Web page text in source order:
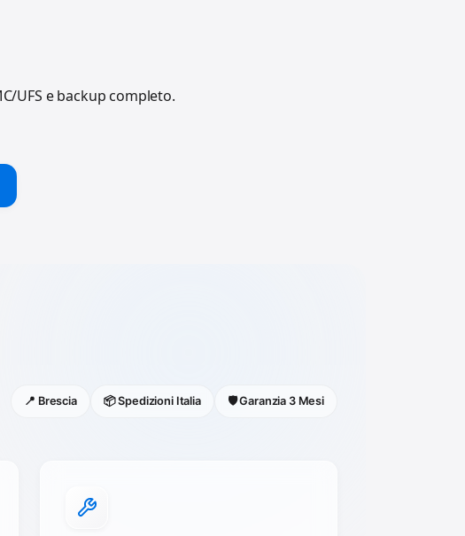
UFS e backup completo.
📍 Brescia 📦 Spedizioni Italia 🛡️ Garanzia 3 Mesi